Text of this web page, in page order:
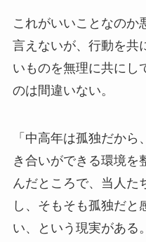
これがいいことなのか
言えないが、行動を共
いものを無理に共にし
のは間違いない。
「中高年は孤独だか
き合いができる環境を
んだところで、当人た
し、そもそも孤独だと
い、という現実がある。